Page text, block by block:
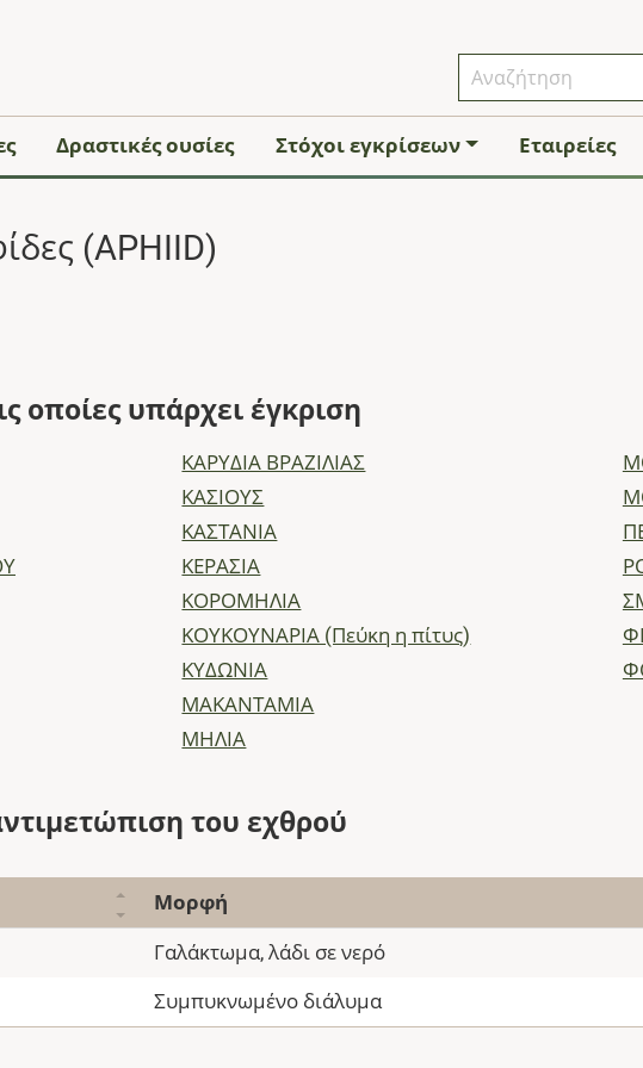
Δραστικές ουσίες Στόχοι εγκρίσεων Εταιρείες
(APHIID)
οποίες υπάρχει έγκριση
ΚΑΡΥΔΙΑ ΒΡΑΖΙΛΙΑΣ
ΚΑΣΙΟΥΣ
ΚΑΣΤΑΝΙΑ
ΚΕΡΑΣΙΑ
ΚΟΡΟΜΗΛΙΑ
ΚΟΥΚΟΥΝΑΡΙΑ (Πεύκη η πίτυς)
ΚΥΔΩΝΙΑ
ΜΑΚΑΝΤΑΜΙΑ
ΜΗΛΙΑ
του εχθρού
Μορφή
Γαλάκτωμα, λάδι σε νερό
Συμπυκνωμένο διάλυμα